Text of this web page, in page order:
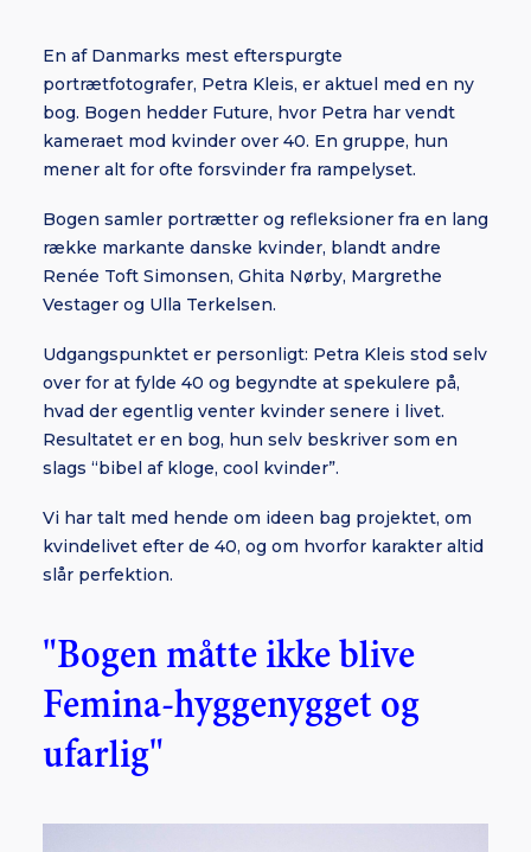
SUBSCRIBE
En af Danmarks mest efterspurgte
portrætfotografer, Petra Kleis, er aktuel med en ny
bog. Bogen hedder Future, hvor Petra har vendt
kameraet mod kvinder over 40. En gruppe, hun
mener alt for ofte forsvinder fra rampelyset.
Bogen samler portrætter og refleksioner fra en lang
række markante danske kvinder, blandt andre
Renée Toft Simonsen, Ghita Nørby, Margrethe
Vestager og Ulla Terkelsen.
Udgangspunktet er personligt: Petra Kleis stod selv
over for at fylde 40 og begyndte at spekulere på,
hvad der egentlig venter kvinder senere i livet.
Resultatet er en bog, hun selv beskriver som en
slags “bibel af kloge, cool kvinder”.
Vi har talt med hende om ideen bag projektet, om
kvindelivet efter de 40, og om hvorfor karakter altid
slår perfektion.
"Bogen måtte ikke blive
Femina-hyggenygget og
ufarlig"